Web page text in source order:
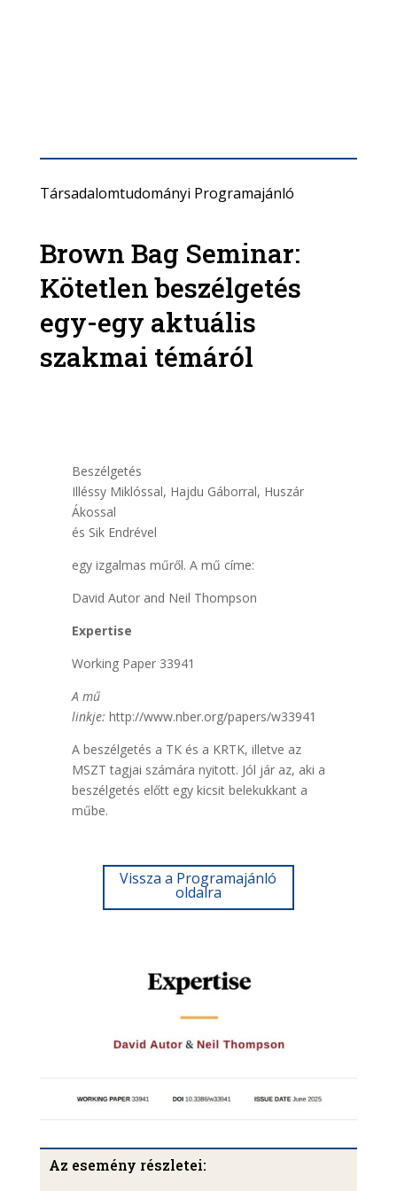
Társadalomtudományi Programajánló
Brown Bag Seminar:
Kötetlen beszélgetés
egy-egy aktuális
szakmai témáról
Beszélgetés
Illéssy Miklóssal, Hajdu Gáborral, Huszár
Ákossal
és Sik Endrével
egy izgalmas műről. A mű címe:
David Autor and Neil Thompson
Expertise
Working Paper 33941
A mű
linkje: http://www.nber.org/papers/w33941
A beszélgetés a TK és a KRTK, illetve az
MSZT tagjai számára nyitott. Jól jár az, aki a
beszélgetés előtt egy kicsit belekukkant a
műbe.
Vissza a Programajánló
oldalra
Az esemény részletei: